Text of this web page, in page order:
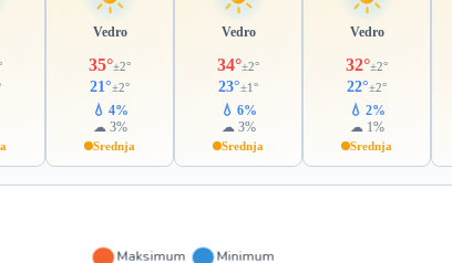
Vedro
35°±2°
21°±2°
💧 4%
☁ 3%
Srednja
Vedro
34°±2°
23°±1°
💧 6%
☁ 3%
Srednja
Vedro
32°±2°
22°±2°
💧 2%
☁ 1%
Srednja